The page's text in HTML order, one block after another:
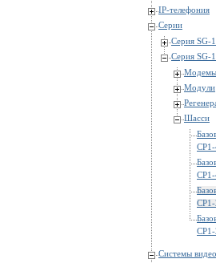
IP-телефония
Серии
Серия SG-1
Серия SG-
Модемы
Модули
Шасси
Системы